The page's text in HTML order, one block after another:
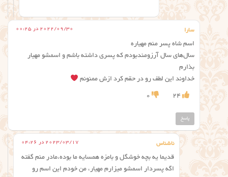
سارا 2022/09/30 در 00:25
اسم شاه پسر منم مهیاره
سال‌های سال آرزومندبودم که پسری داشته باشم و اسمشو مهیار
بذارم
خداوند این لطف رو در حقم کرد ازش ممنونم
24
0
پاسخ
ناشناس 2023/03/17 در 04:26
قدیما یه بچه خوشگل و بامزه همسایه ما بوده،مادر منم گفته
اگه پسردار اسمشو میزارم مهیار، من خودم این اسم رو